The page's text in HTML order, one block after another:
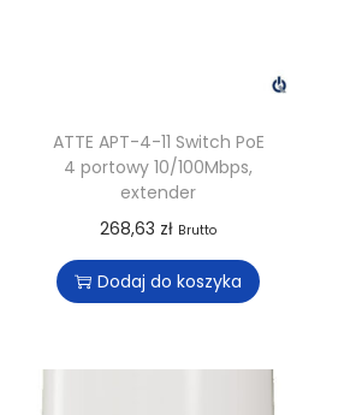
ATTE APT-4-11 Switch PoE
4 portowy 10/100Mbps,
extender
268,63 zł Brutto
Dodaj do koszyka